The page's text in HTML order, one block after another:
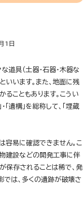
1日
道具（土器・石器・木器な
いいます。また、地面に残
ることもあります。こうい
「遺構」を総称して、「埋蔵
容易に確認できません。こ
建設などの開発工事に伴
保存されることは稀で、発
では、多くの遺跡が破壊さ